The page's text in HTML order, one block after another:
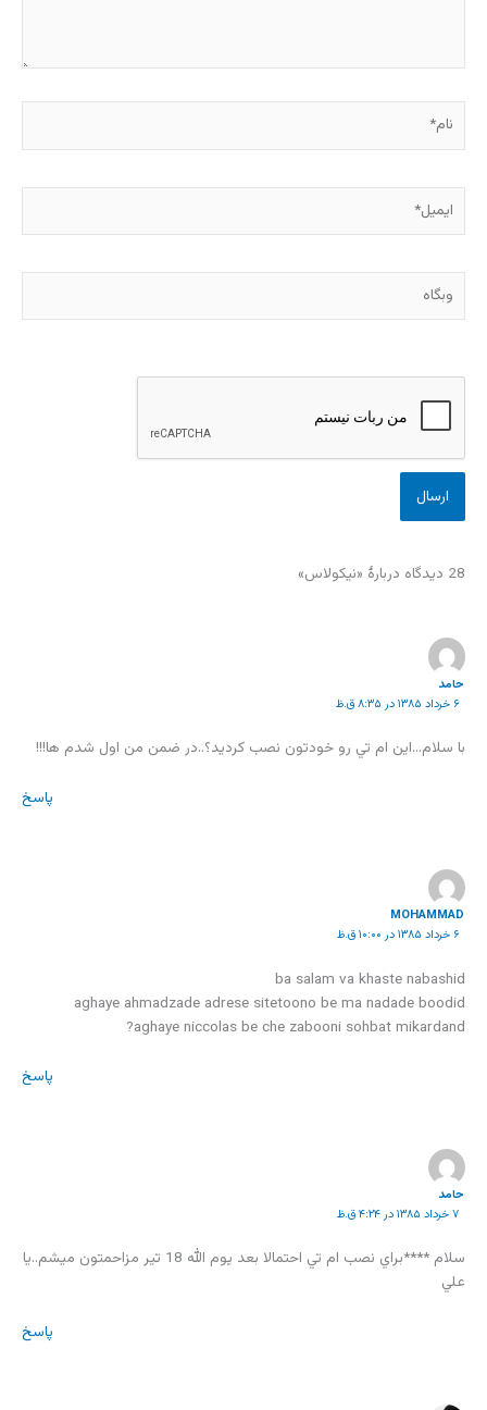
وبگاه
28 دیدگاه دربارهٔ «نیکولاس»
حامد
۶ خرداد ۱۳۸۵ در ۸:۳۵ ق.ظ
با سلام…اين ام تي رو خودتون نصب کرديد؟..در ضمن من اول شدم ها!!!
پاسخ
MOHAMMAD
۶ خرداد ۱۳۸۵ در ۱۰:۰۰ ق.ظ
ba salam va khaste nabashid
aghaye ahmadzade adrese sitetoono be ma nadade boodid
aghaye niccolas be che zabooni sohbat mikardand?
پاسخ
حامد
۷ خرداد ۱۳۸۵ در ۴:۲۴ ق.ظ
سلام ****براي نصب ام تي احتمالا بعد يوم الله 18 تير مزاحمتون ميشم..يا
علي
پاسخ